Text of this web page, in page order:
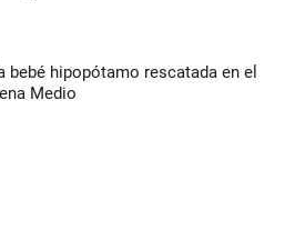
bebé hipopótamo rescatada en el
Medio